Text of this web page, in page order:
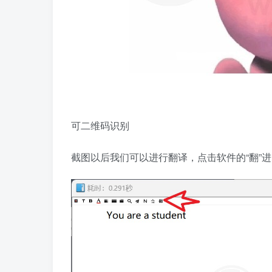
可二维码识别
截图以后我们可以进行翻译，点击软件的“翻”